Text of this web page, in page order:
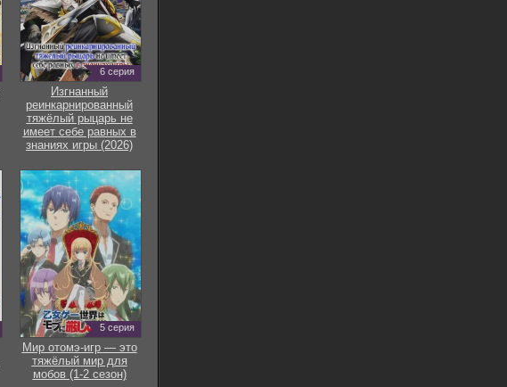
6 серия
Изгнанный
реинкарнированный
тяжёлый рыцарь не
имеет себе равных в
знаниях игры (2026)
5 серия
Мир отомэ-игр — это
тяжёлый мир для
мобов (1-2 сезон)